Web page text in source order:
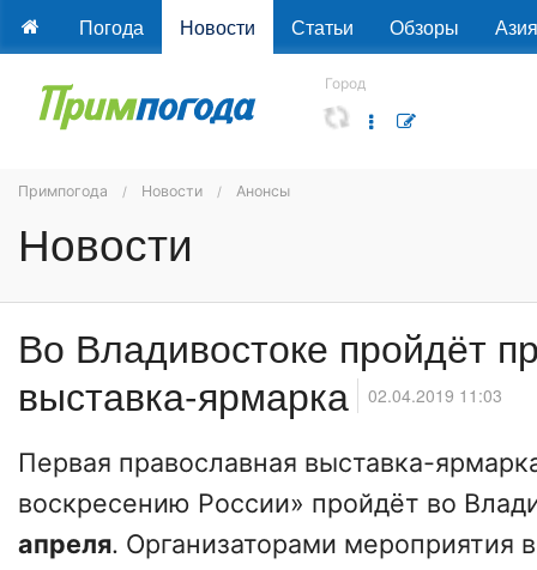
Погода Новости Статьи Обзоры Азия
Город
Примпогода Новости Анонсы
Новости
Во Владивостоке пройдёт
выставка-ярмарка
02.04.2019 11:03
Первая православная выставка-
воскресению России» пройдёт во
апреля. Организаторами мероприятия